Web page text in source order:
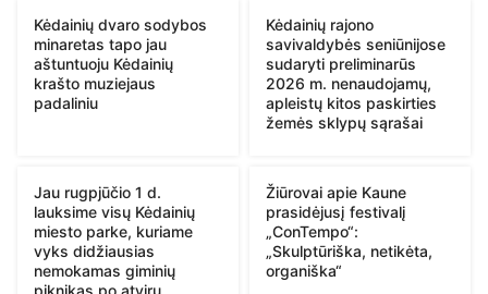
Kėdainių dvaro sodybos
minaretas tapo jau
aštuntuoju Kėdainių
krašto muziejaus
padaliniu
Kėdainių rajono
savivaldybės seniūnijose
sudaryti preliminarūs
2026 m. nenaudojamų,
apleistų kitos paskirties
žemės sklypų sąrašai
Jau rugpjūčio 1 d.
lauksime visų Kėdainių
miesto parke, kuriame
vyks didžiausias
nemokamas giminių
Žiūrovai apie Kaune
prasidėjusį festivalį
„ConTempo“:
„Skulptūriška, netikėta,
organiška“